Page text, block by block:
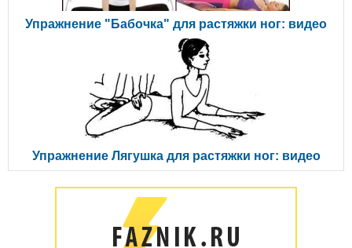
Упражнение "Бабочка" для растяжки ног: видео
Упражнение Лягушка для растяжки ног: видео